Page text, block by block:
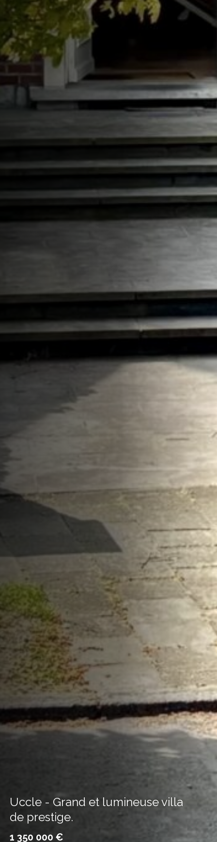
Uccle - Grand et lumineuse villa
de prestige.
1 350 000 €